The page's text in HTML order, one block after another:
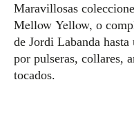
Maravillosas
Mellow Yellow, o
de Jordi Labanda hasta
por pulseras, collares,
tocados.